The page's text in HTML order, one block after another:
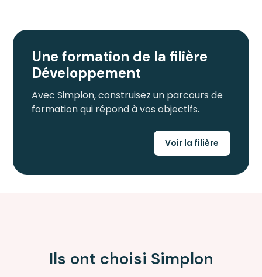
Une formation de la filière
Développement
Avec Simplon, construisez un parcours de
formation qui répond à vos objectifs.
Voir la filière
Ils ont choisi Simplon